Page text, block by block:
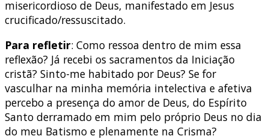
misericordioso de Deus, manifestado em Jesus
crucificado/ressuscitado.
Para refletir: Como ressoa dentro de mim essa
reflexão? Já recebi os sacramentos da Iniciação
cristã? Sinto-me habitado por Deus? Se for
vasculhar na minha memória intelectiva e afetiva
percebo a presença do amor de Deus, do Espírito
Santo derramado em mim pelo próprio Deus no dia
do meu Batismo e plenamente na Crisma?